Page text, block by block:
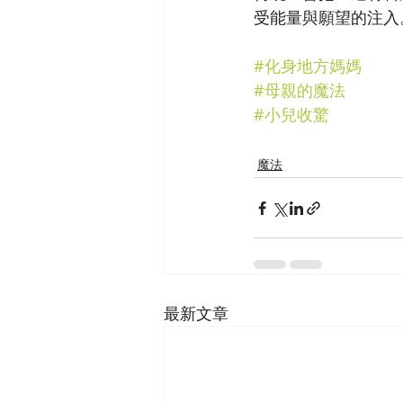
受能量與願望的注
#化身地方媽媽
#母親的魔法
#小兒收驚
魔法
最新文章